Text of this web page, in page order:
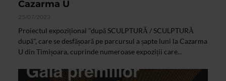
Cazarma U
25/07/2023
Proiectul expozițional "după SCULPTURĂ / SCULPTURĂ
după", care se desfășoară pe parcursul a șapte luni la Cazarma
U din Timișoara, cuprinde numeroase expoziții care...